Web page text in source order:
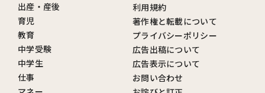
出産・産後
育児
教育
中学受験
中学生
仕事
利用規約
著作権と転載について
プライバシーポリシー
広告出稿について
広告表示について
お問い合わせ